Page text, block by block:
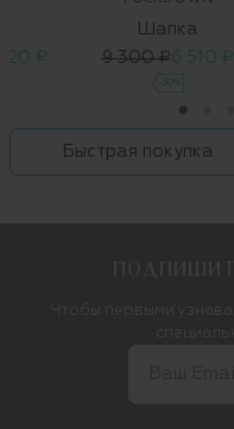
₽
Шапка
9 300 ₽6 510 ₽
-30%
Быстрая покупка